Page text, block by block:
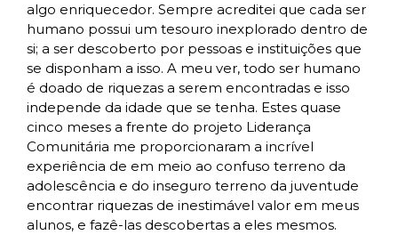
algo enriquecedor. Sempre acreditei que cada ser
humano possui um tesouro inexplorado dentro de
si; a ser descoberto por pessoas e instituições que
se disponham a isso. A meu ver, todo ser humano
é doado de riquezas a serem encontradas e isso
independe da idade que se tenha. Estes quase
cinco meses a frente do projeto Liderança
Comunitária me proporcionaram a incrível
experiência de em meio ao confuso terreno da
adolescência e do inseguro terreno da juventude
encontrar riquezas de inestimável valor em meus
alunos, e fazê-las descobertas a eles mesmos.